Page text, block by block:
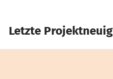
Letzte